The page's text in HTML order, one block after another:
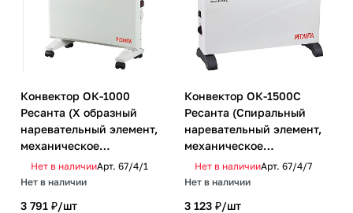
Конвектор ОК-1000
Ресанта (Х образный
наревательный элемент,
механическое
управление)
Нет в наличииАрт. 67/4/1
Нет в наличии
3 791 ₽/шт
Конвектор ОК-1500С
Ресанта (Спиральный
наревательный элемент,
механическое
управление)
Нет в наличииАрт. 67/4/7
Нет в наличии
3 123 ₽/шт